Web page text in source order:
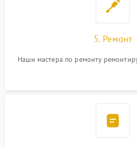
5. Ремонт
Наши мастера по ремонту